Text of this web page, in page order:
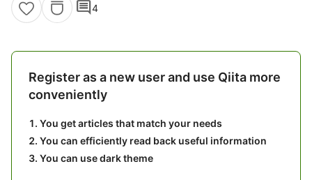
comment4
Register as a new user and use Qiita more
conveniently
You get articles that match your needs
You can efficiently read back useful information
You can use dark theme